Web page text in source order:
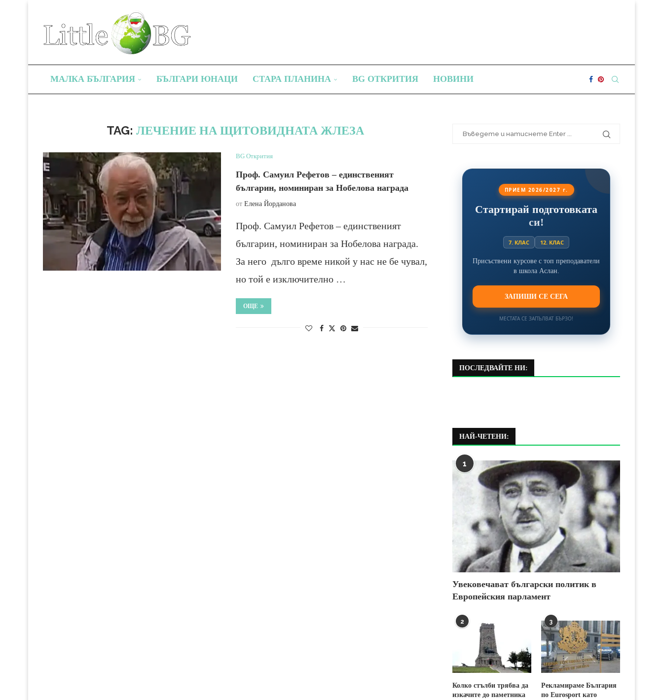
МАЛКА БЪЛГАРИЯ БЪЛГАРИ ЮНАЦИ СТАРА ПЛАНИНА BG ОТКРИТИЯ НОВИНИ
TAG: ЛЕЧЕНИЕ НА ЩИТОВИДНАТА ЖЛЕЗА
BG Открития
Проф. Самуил Рефетов – единственият
българин, номиниран за Нобелова награда
от Елена Йорданова
Проф. Самуил Рефетов – единственият
българин, номиниран за Нобелова награда.
За него дълго време никой у нас не бе чувал,
но той е изключително …
ОЩЕ
ПРИЕМ 2026/2027 г.
Стартирай подготовката
си!
7. КЛАС 12. КЛАС
Присъствени курсове с топ преподаватели
в школа Аслан.
ЗАПИШИ СЕ СЕГА
МЕСТАТА СЕ ЗАПЪЛВАТ БЪРЗО!
ПОСЛЕДВАЙТЕ НИ:
НАЙ-ЧЕТЕНИ:
1
Увековечават български политик в
Европейския парламент
2
Колко стълби трябва да
изкачите до паметника
3
Рекламираме България
по Eurosport като